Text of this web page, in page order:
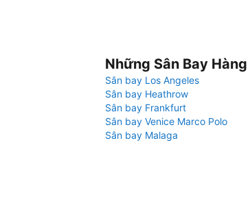
Những Sân Bay
Sân bay Los Angeles
Sân bay Heathrow
Sân bay Frankfurt
Sân bay Venice Marco Polo
Sân bay Malaga